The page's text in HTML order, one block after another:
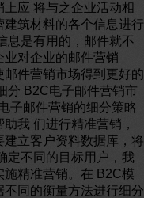
应 将与之企业活动相
筑材料的各个信息进行
息是有用的，邮件就不
对企业的邮件营销
件营销市场得到更好的
分 B2C电子邮件营销市
子邮件营销的细分策略
我 们进行精准营销，
立客户资料数据库，将
定不同的目标用户，我
精准营销。在 B2C模
同的衡量方法进行细分